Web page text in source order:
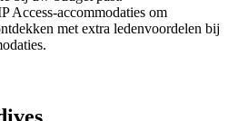
Access-accommodaties om
met extra ledenvoordelen bij